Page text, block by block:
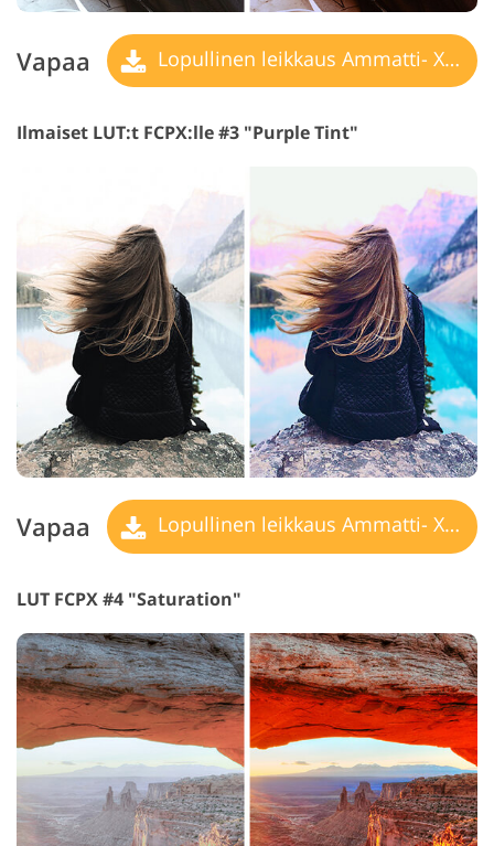
Vapaa Lopullinen leikkaus Ammatti- X LUT
Ilmaiset LUT:t FCPX:lle #3 "Purple Tint"
Vapaa Lopullinen leikkaus Ammatti- X LUT
LUT FCPX #4 "Saturation"